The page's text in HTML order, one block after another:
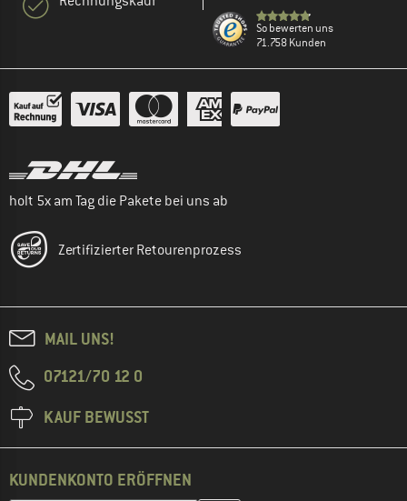
So bewerten uns
71.758 Kunden
holt 5x am Tag die Pakete bei uns ab
Zertifizierter Retourenprozess
MAIL UNS!
07121/70 12 0
KAUF BEWUSST
KUNDENKONTO ERÖFFNEN